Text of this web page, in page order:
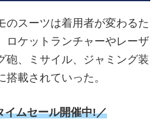
のスーツは着用者が変わるた
ロケットランチャーやレーザ
砲、ミサイル、ジャミング装
載されていった。
イムセール開催中!／